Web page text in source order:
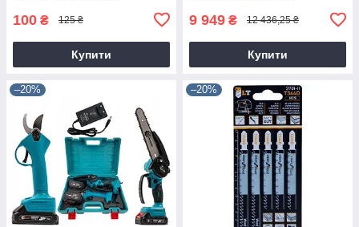
100 ₴ 125 ₴
Купити
9 949 ₴ 12 436,25 ₴
Купити
–20% –20%